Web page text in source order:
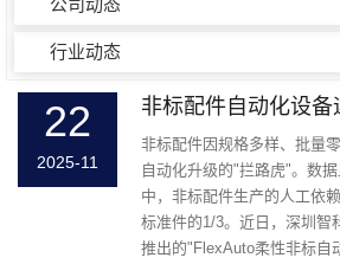
公司动态
行业动态
22
2025-11
非标配件因规格多样、批量
自动化升级的"拦路虎"。数
中，非标配件生产的人工依
标准件的1/3。近日，深圳智
推出的"FlexAuto柔性非标自